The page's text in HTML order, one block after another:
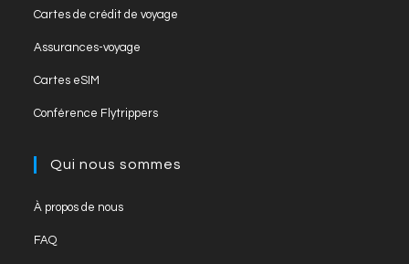
Cartes de crédit de voyage
Assurances-voyage
Cartes eSIM
Conférence Flytrippers
Qui nous sommes
À propos de nous
FAQ